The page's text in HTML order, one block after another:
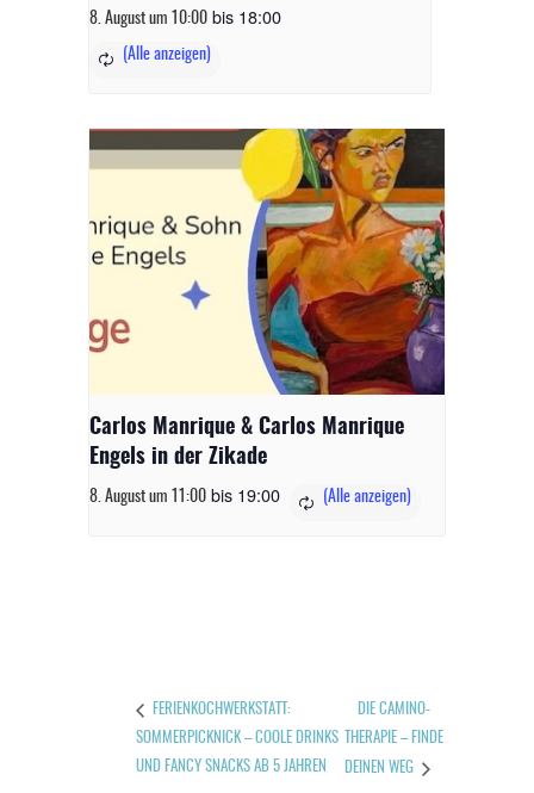
8. August um 10:00 bis 18:00
Carlos Manrique & Carlos Manrique
Engels in der Zikade
8. August um 11:00 bis 19:00
FERIENKOCHWERKSTATT:
SOMMERPICKNICK – COOLE DRINKS
UND FANCY SNACKS AB 5 JAHREN
DIE CAMINO-
THERAPIE – FINDE
DEINEN WEG